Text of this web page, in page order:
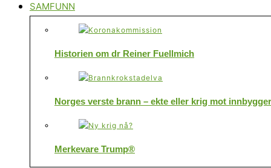
SAMFUNN
Historien om dr Reiner Fuellmich
Norges verste brann – ekte eller krig mot
Merkevare Trump®